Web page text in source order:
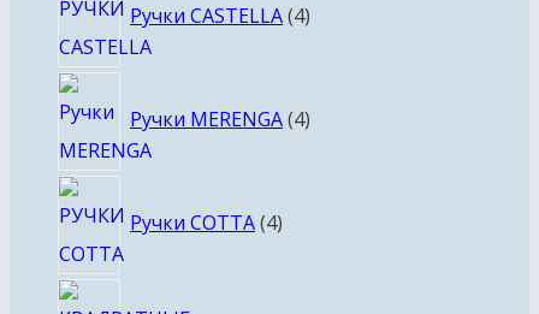
Ручки CASTELLA 4товара
Ручки MERENGA 4товара
Ручки COTTA 4товара